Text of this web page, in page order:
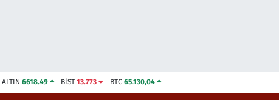
ALTIN 6618.49 BİST13.773 BTC 65.130,04